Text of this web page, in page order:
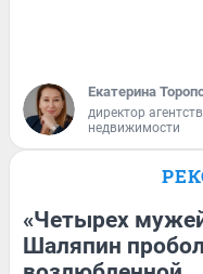
Екатерина
директор
недвижимости
«Четырех
Шаляпин